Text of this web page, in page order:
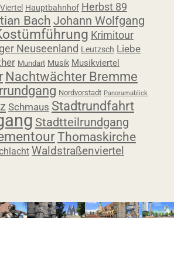
Hauptbahnhof Herbst 89
Bach Johann Wolfgang
Krimitour
Neuseenland Leutzsch Liebe
Mundart Musik Musikviertel
Nachtwächter Bremme
Nordvorstadt Panoramablick
Schmaus Stadtrundfahrt
Stadtteilrundgang
Thomaskirche
Waldstraßenviertel